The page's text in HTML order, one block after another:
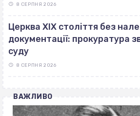
8 СЕРПНЯ 2026
Церква ХІХ століття без
документації: прокуратура
суду
8 СЕРПНЯ 2026
ВАЖЛИВО